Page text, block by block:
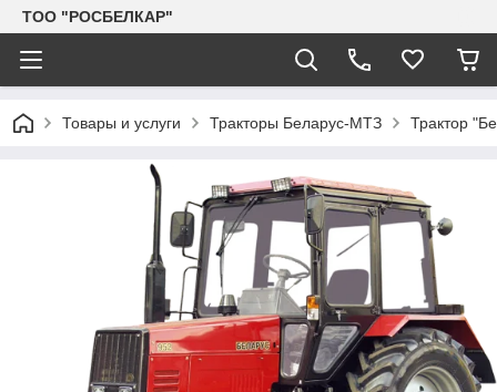
TOO "РОСБЕЛКАР"
Товары и услуги Тракторы Беларус-МТЗ Трактор